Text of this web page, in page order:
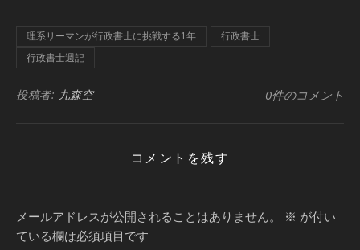
理系リーマンが行政書士に挑戦する1年
行政書士
行政書士週記
投稿者: 九森空 0件のコメント
コメントを残す
メールアドレスが公開されることはありません。 ※ が付い
ている欄は必須項目です